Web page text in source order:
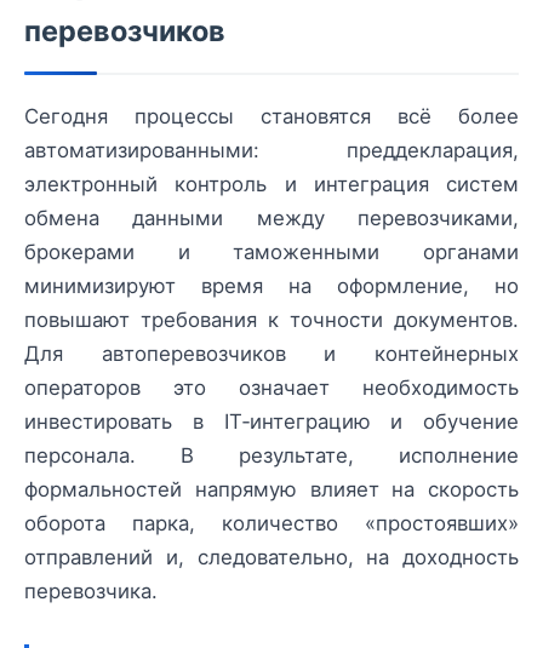
перевозчиков
Сегодня процессы становятся всё более
автоматизированными: преддекларация,
электронный контроль и интеграция систем
обмена данными между перевозчиками,
брокерами и таможенными органами
минимизируют время на оформление, но
повышают требования к точности документов.
Для автоперевозчиков и контейнерных
операторов это означает необходимость
инвестировать в IT‑интеграцию и обучение
персонала. В результате, исполнение
формальностей напрямую влияет на скорость
оборота парка, количество «простоявших»
отправлений и, следовательно, на доходность
перевозчика.